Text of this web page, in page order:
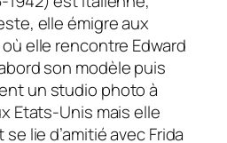
elle émigre aux
elle rencontre Edward
son modèle puis
un studio photo à
Etats-Unis mais elle
lie d’amitié avec Frida